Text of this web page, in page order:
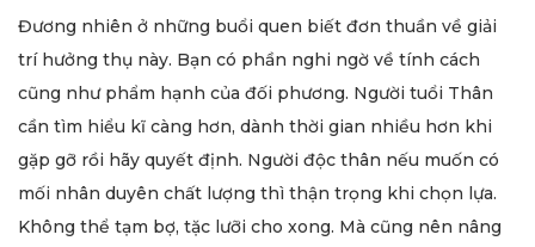
Đương nhiên ở những buổi quen biết đơn thuần về giải
trí hưởng thụ này. Bạn có phần nghi ngờ về tính cách
cũng như phẩm hạnh của đối phương. Người tuổi Thân
cần tìm hiểu kĩ càng hơn, dành thời gian nhiều hơn khi
gặp gỡ rồi hãy quyết định. Người độc thân nếu muốn có
mối nhân duyên chất lượng thì thận trọng khi chọn lựa.
Không thể tạm bợ, tặc lưỡi cho xong. Mà cũng nên nâng